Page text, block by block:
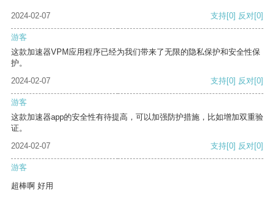
2024-02-07 支持[0] 反对[0]
游客
这款加速器VPM应用程序已经为我们带来了无限的隐私保护和安全性保
护。
2024-02-07
支持[0] 反对[0]
游客
这款加速器app的安全性有待提高，可以加强防护措施，比如增加双重验
证。
2024-02-07
支持[0] 反对[0]
游客
超棒啊 好用